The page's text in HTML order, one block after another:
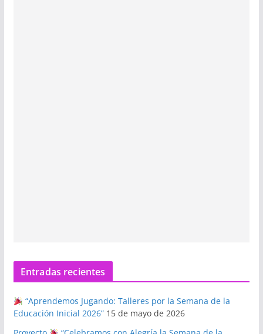
Entradas recientes
“Aprendemos Jugando: Talleres por la Semana de la
Educación Inicial 2026” 15 de mayo de 2026